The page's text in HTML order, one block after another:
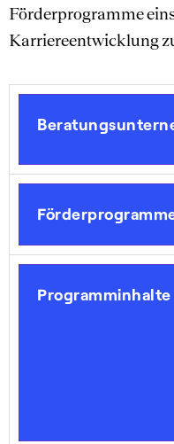
Förderprogramme
Karriereentwicklung
Programminhalte